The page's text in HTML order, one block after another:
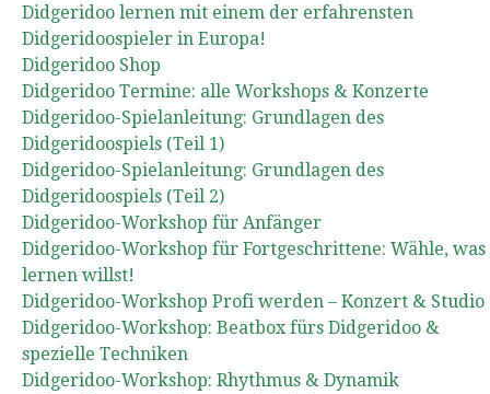
Didgeridoo lernen mit einem der erfahrensten
Didgeridoospieler in Europa!
Didgeridoo Shop
Didgeridoo Termine: alle Workshops & Konzerte
Didgeridoo-Spielanleitung: Grundlagen des
Didgeridoospiels (Teil 1)
Didgeridoo-Spielanleitung: Grundlagen des
Didgeridoospiels (Teil 2)
Didgeridoo-Workshop für Anfänger
Didgeridoo-Workshop für Fortgeschrittene: Wähle, was
lernen willst!
Didgeridoo-Workshop Profi werden – Konzert & Studio
Didgeridoo-Workshop: Beatbox fürs Didgeridoo &
spezielle Techniken
Didgeridoo-Workshop: Rhythmus & Dynamik